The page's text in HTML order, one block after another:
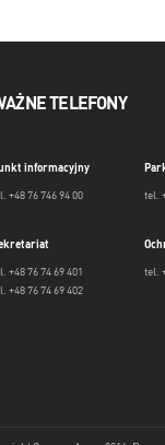
TELEFONY
informacyjny
+48 76 746 94 00 tel.
+48 76 74 69 401
+48 76 74 69 402
tel.